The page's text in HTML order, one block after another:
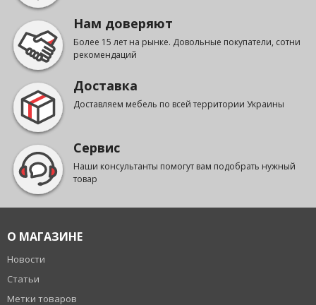
Нам доверяют
Более 15 лет на рынке. Довольные покупатели, сотни
рекомендаций
Доставка
Доставляем мебель по всей территории Украины
Сервис
Наши консультанты помогут вам подобрать нужный
товар
О МАГАЗИНЕ
Новости
Статьи
Метки товаров